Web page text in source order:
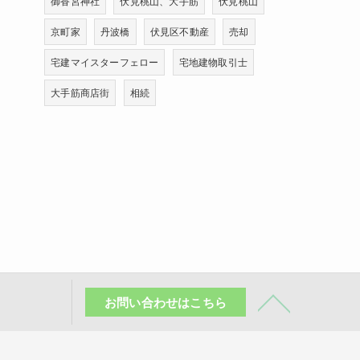
京町家 丹波橋 伏見区不動産 売却
宅建マイスターフェロー 宅地建物取引士
大手筋商店街 相続
お問い合わせはこちら